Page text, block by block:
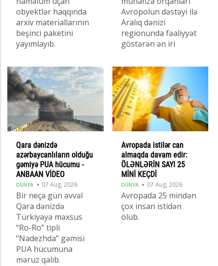
obyektlər haqqında
arxiv materiallarının
beşinci paketini
yayımlayıb.
Avropolun dəstəyi ilə
Aralıq dənizi
regionunda fəaliyyət
göstərən ən iri
Qara dənizdə
azərbaycanlıların olduğu
gəmiyə PUA hücumu -
ANBAAN VİDEO
DÜNYA 07 Aug, 2026
Bir neçə gün əvvəl
Qara dənizdə
Türkiyəyə məxsus
“Ro-Ro” tipli
“Nadezhda” gəmisi
PUA hücumuna
məruz qalıb.
Avropada istilər can
almaqda davam edir:
ÖLƏNLƏRİN SAYI 25
MİNİ KEÇDİ
DÜNYA 07 Aug, 2026
Avropada 25 mindən
çox insan istidən
ölüb.